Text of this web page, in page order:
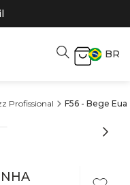
BR
Profissional F56 - Bege